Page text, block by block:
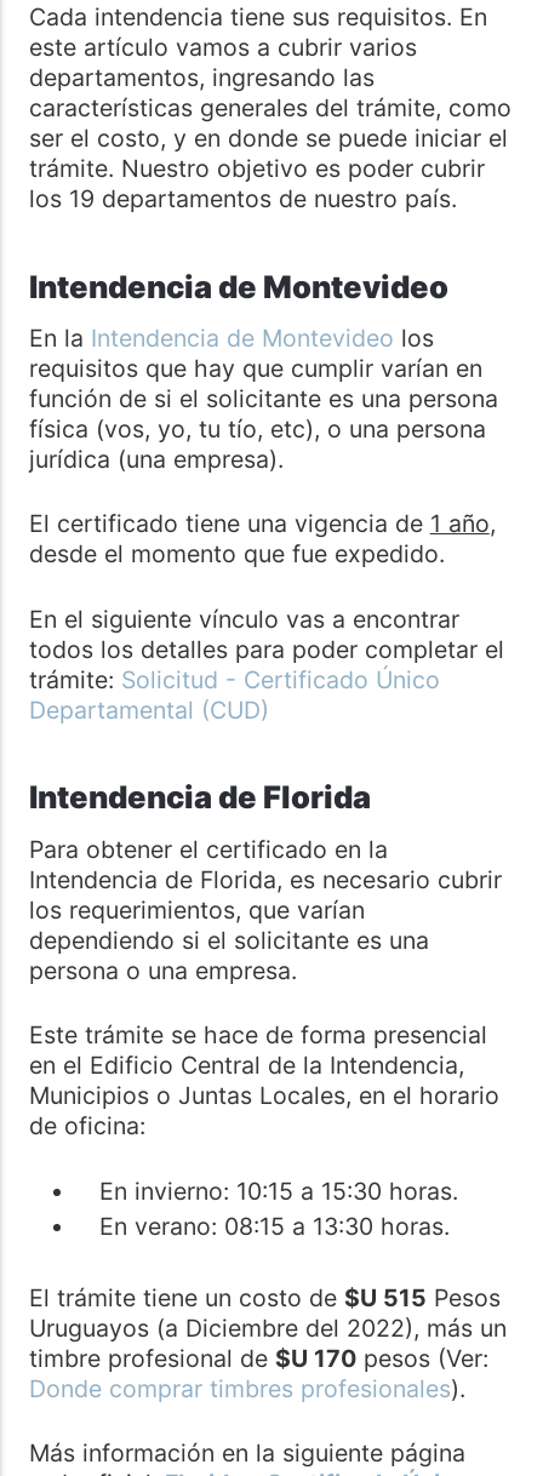
Cada intendencia tiene sus requisitos. En
este artículo vamos a cubrir varios
departamentos, ingresando las
características generales del trámite, como
ser el costo, y en donde se puede iniciar el
trámite. Nuestro objetivo es poder cubrir
los 19 departamentos de nuestro país.
Intendencia de Montevideo
En la Intendencia de Montevideo los
requisitos que hay que cumplir varían en
función de si el solicitante es una persona
física (vos, yo, tu tío, etc), o una persona
jurídica (una empresa).
El certificado tiene una vigencia de 1 año,
desde el momento que fue expedido.
En el siguiente vínculo vas a encontrar
todos los detalles para poder completar el
trámite: Solicitud - Certificado Único
Departamental (CUD)
Intendencia de Florida
Para obtener el certificado en la
Intendencia de Florida, es necesario cubrir
los requerimientos, que varían
dependiendo si el solicitante es una
persona o una empresa.
Este trámite se hace de forma presencial
en el Edificio Central de la Intendencia,
Municipios o Juntas Locales, en el horario
de oficina:
En invierno: 10:15 a 15:30 horas.
En verano: 08:15 a 13:30 horas.
El trámite tiene un costo de $U 515 Pesos
Uruguayos (a Diciembre del 2022), más un
timbre profesional de $U 170pesos (Ver:
Donde comprar timbres profesionales).
Más información en la siguiente página